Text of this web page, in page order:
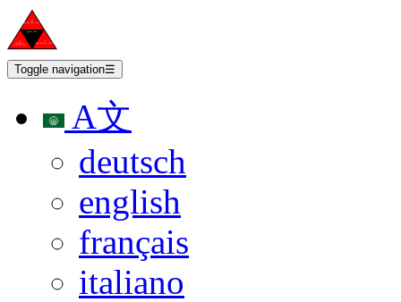
Toggle navigation☰
A文
deutsch
english
français
italiano